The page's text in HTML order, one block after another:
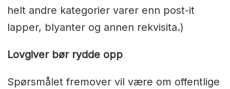
helt andre kategorier varer enn post-it
lapper, blyanter og annen rekvisita.)
Lovgiver bør rydde opp
Spørsmålet fremover vil være om offentlige